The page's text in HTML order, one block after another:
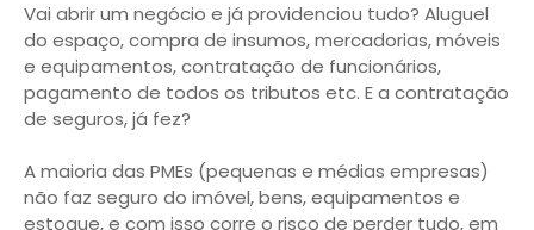
Vai abrir um negócio e já providenciou tudo? Aluguel
do espaço, compra de insumos, mercadorias, móveis
e equipamentos, contratação de funcionários,
pagamento de todos os tributos etc. E a contratação
de seguros, já fez?
A maioria das PMEs (pequenas e médias empresas)
não faz seguro do imóvel, bens, equipamentos e
estoque, e com isso corre o risco de perder tudo, em